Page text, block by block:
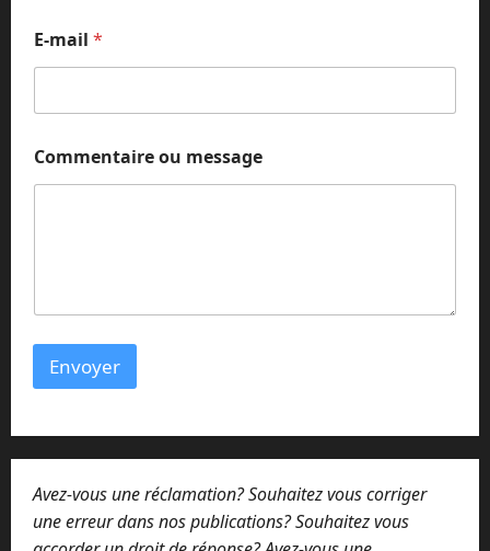
E-mail *
Commentaire ou message
Envoyer
Avez-vous une réclamation? Souhaitez vous corriger
une erreur dans nos publications? Souhaitez vous